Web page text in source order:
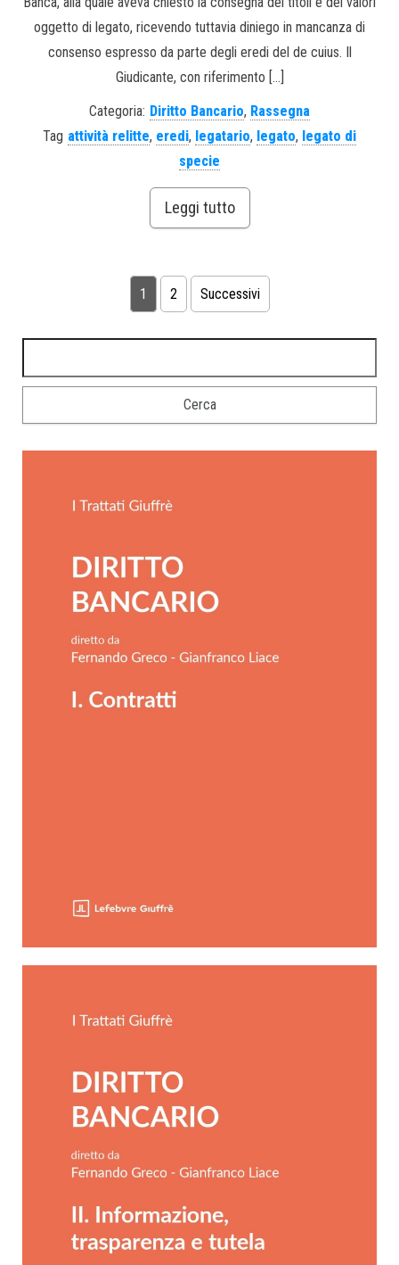
oggetto di legato, ricevendo tuttavia diniego in mancanza di
consenso espresso da parte degli eredi del de cuius. Il
Giudicante, con riferimento […]
Categoria: Diritto Bancario, Rassegna
Tag attività relitte, eredi, legatario, legato, legato di
specie
Leggi tutto
1 2 Successivi